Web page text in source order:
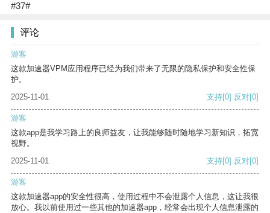
#37#
评论
游客
这款加速器VPM应用程序已经为我们带来了无限的隐私保护和安全性保
护。
2025-11-01
支持[0] 反对[0]
游客
这款app是我学习路上的良师益友，让我能够随时随地学习新知识，拓宽
视野。
2025-11-01
支持[0] 反对[0]
游客
这款加速器app的安全性很高，使用过程中不会泄露个人信息，这让我很
放心。我以前使用过一些其他的加速器app，经常会出现个人信息泄露的